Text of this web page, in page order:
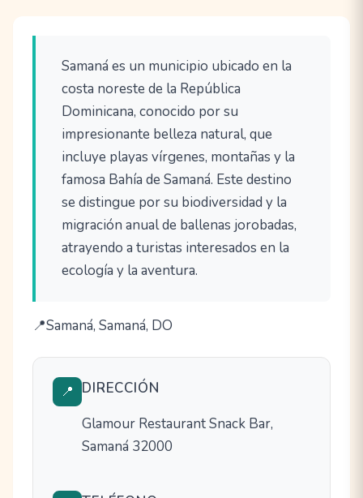
Samaná es un municipio ubicado en la
costa noreste de la República
Dominicana, conocido por su
impresionante belleza natural, que
incluye playas vírgenes, montañas y la
famosa Bahía de Samaná. Este destino
se distingue por su biodiversidad y la
migración anual de ballenas jorobadas,
atrayendo a turistas interesados en la
ecología y la aventura.
Samaná, Samaná, DO
📍 DIRECCIÓN
Glamour Restaurant Snack Bar,
Samaná 32000